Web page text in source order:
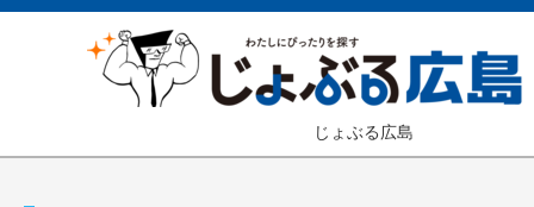
じょぶる広島